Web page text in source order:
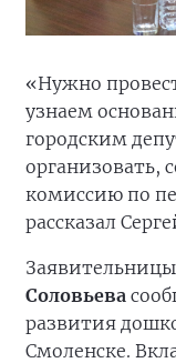
«Нужно
узнаем
городским
организовать,
комиссию по
рассказал
Заявительницы
Соловьева
развития
Смоленске.